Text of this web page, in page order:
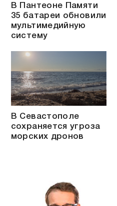
В Пантеоне Памяти
35 батареи обновили
мультимедийную
систему
В Севастополе
сохраняется угроза
морских дронов